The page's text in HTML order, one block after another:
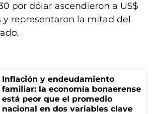
por dólar ascendieron a US$
y representaron la mitad del
Inflación y endeudamiento
familiar: la economía bonaerense
está peor que el promedio
nacional en dos variables clave